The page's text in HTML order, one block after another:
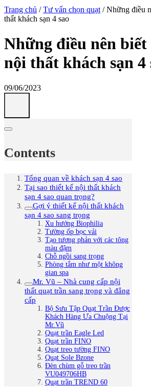
Trang chủ /Tư vấn chọn quạt /Những điều
thất khách sạn 4 sao
Những điều nên
nội thất khách sạn 4
09/06/2023
Contents
Tổng quan về khách sạn 4 sao
Tại sao thiết kế nội thất khách
sạn 4 sao quan trọng?
Gợi ý thiết kế nội thất khách
sạn 4 sao sang trọng
Xu hướng Biophilia
Tường ốp bọc vải
Tạo tương phản với các tông
màu đậm
Chỗ ngồi sang trọng
Phòng tắm như một không
gian spa
Mr. Vũ – Nhà cung cấp nội
thất quạt trần sang trọng và đẳng
cấp
Bộ Sưu Tập Quạt Trần Được
Khách Hàng Ưa Chuộng Tại
Mr.Vũ
Quạt trần Eagle Led
Quạt trần FINO
Quạt treo tường FINO
Quạt Sole Bzone
Đèn chùm gỗ treo trần
VU049706HB
Quạt trần TREND 60